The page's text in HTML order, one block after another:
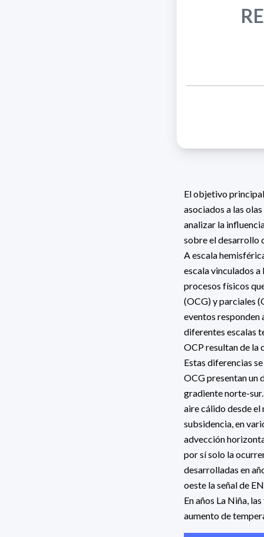
El objetivo
asociados a las
analizar la
sobre el desarrollo
A escala
escala vinculados
procesos físicos
(OCG) y parciales
eventos responden
diferentes escalas
OCP resultan de
Estas diferencias
OCG presentan un
gradiente norte-
aire cálido desde el
subsidencia, en
advección
por sí solo la
desarrolladas en
oeste la señal de
En años La Niña,
aumento de